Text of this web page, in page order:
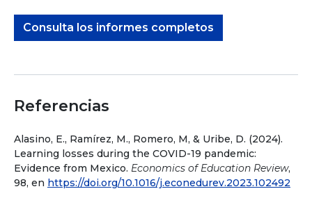
Consulta los informes completos
Referencias
Alasino, E., Ramírez, M., Romero, M, & Uribe, D. (2024).
Learning losses during the COVID-19 pandemic:
Evidence from Mexico. Economics of Education Review,
98, en https://doi.org/10.1016/j.econedurev.2023.102492